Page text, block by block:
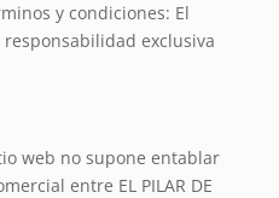
y condiciones: El
exclusiva
web no supone entablar
entre EL PILAR DE